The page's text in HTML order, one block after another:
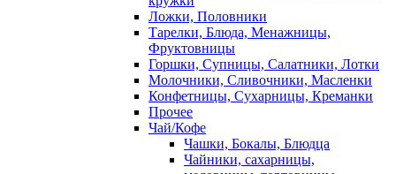
Ложки, Половники
Тарелки, Блюда, Менажницы,
Фруктовницы
Горшки, Супницы, Салатники, Лотки
Молочники, Сливочники, Масленки
Конфетницы, Сухарницы, Креманки
Прочее
Чай/Кофе
Чашки, Бокалы, Блюдца
Чайники, сахарницы,